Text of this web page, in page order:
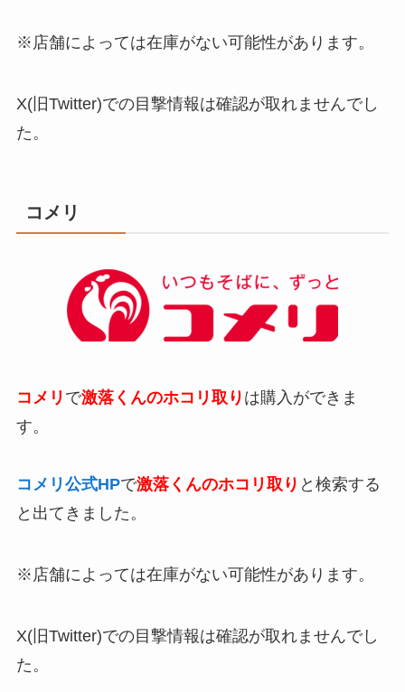
※店舗によっては在庫がない可能性があります。
X(旧Twitter)での目撃情報は確認が取れませんでし
た。
コメリ
コメリ で激落くんのホコリ取り は購入ができま
す。
コメリ公式HPで激落くんのホコリ取り と検索する
と出てきました。
※店舗によっては在庫がない可能性があります。
X(旧Twitter)での目撃情報は確認が取れませんでし
た。